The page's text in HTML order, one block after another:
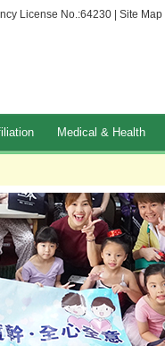
License No.:64230 | Site Map|
Medical & Health